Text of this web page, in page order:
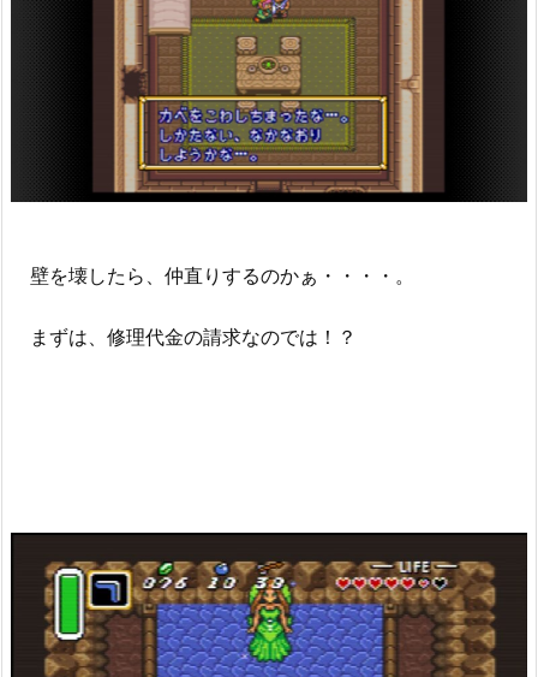
壁を壊したら、仲直りするのかぁ・・・・。
まずは、修理代金の請求なのでは！？